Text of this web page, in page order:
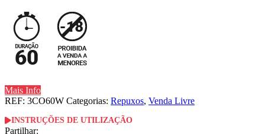
Mais Info
REF: 3CO60W Categorias: Repuxos, Venda Livre
INSTRUÇÕES DE UTILIZAÇÃO
Partilhar: